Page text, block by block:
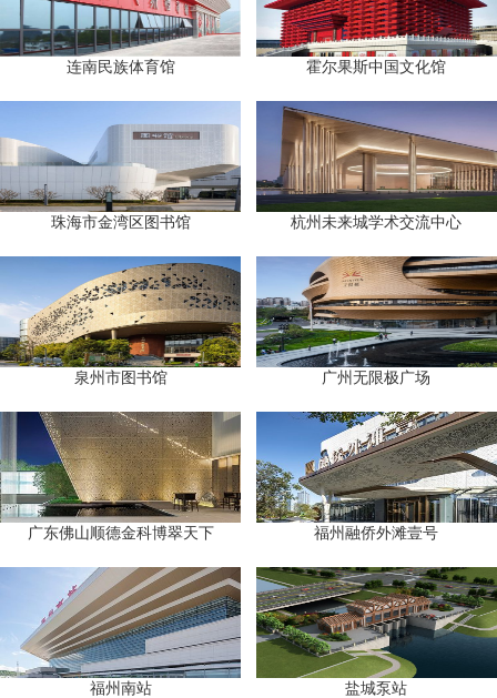
连南民族体育馆 霍尔果斯中国文化馆
珠海市金湾区图书馆 杭州未来城学术交流中心
泉州市图书馆 广州无限极广场
广东佛山顺德金科博翠天下 福州融侨外滩壹号
福州南站 盐城泵站